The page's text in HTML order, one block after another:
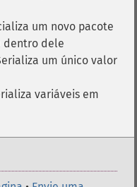
um novo pacote
dentro dele
um único valor
variáveis em